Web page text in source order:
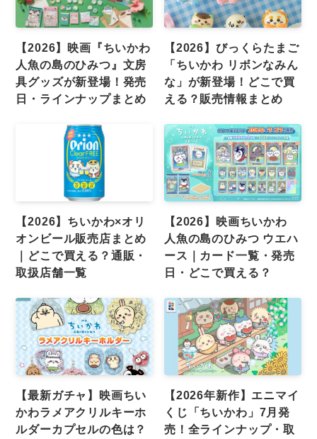
【2026】映画『ちいかわ
人魚の島のひみつ』文房
具グッズが新登場！発売
日・ラインナップまとめ
【2026】びっくらたまご
「ちいかわ リボンなみん
な」が新登場！どこで買
える？販売情報まとめ
【2026】ちいかわ×オリ
オンビール販売店まとめ
｜どこで買える？通販・
取扱店舗一覧
【2026】映画ちいかわ
人魚の島のひみつ ウエハ
ース｜カード一覧・発売
日・どこで買える？
【最新ガチャ】映画ちい
かわラメアクリルキーホ
ルダーカプセルの色は？
【2026年新作】エニマイ
くじ「ちいかわ」7月発
売！全ラインナップ・取